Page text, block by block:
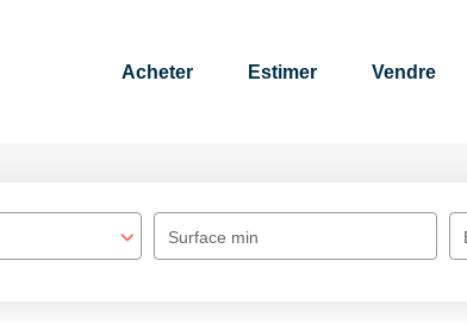
Acheter Estimer Vendre
Surface min